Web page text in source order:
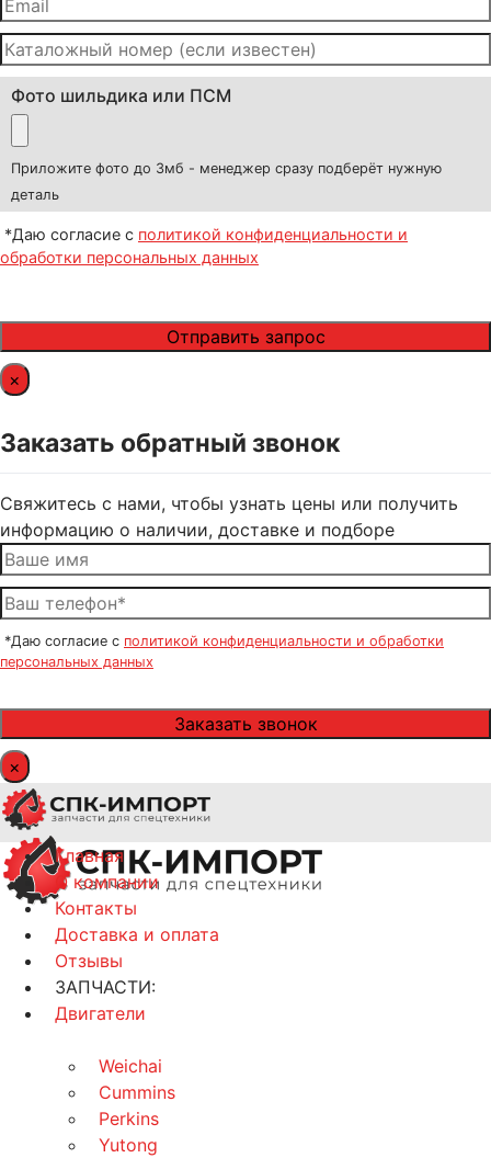
Фото шильдика или ПСМ
Приложите фото до 3мб - менеджер сразу подберёт нужную
деталь
*Даю согласие с политикой конфиденциальности и
обработки персональных данных
×
Заказать обратный звонок
Свяжитесь с нами, чтобы узнать цены или получить
информацию о наличии, доставке и подборе
*Даю согласие с политикой конфиденциальности и обработки
персональных данных
×
Главная
О компании
Контакты
Доставка и оплата
Отзывы
ЗАПЧАСТИ:
Двигатели
Weichai
Cummins
Perkins
Yutong